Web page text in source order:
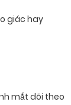
giác hay
mắt dõi theo